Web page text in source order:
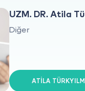
UZM. DR. Atila
Diğer
ATİLA